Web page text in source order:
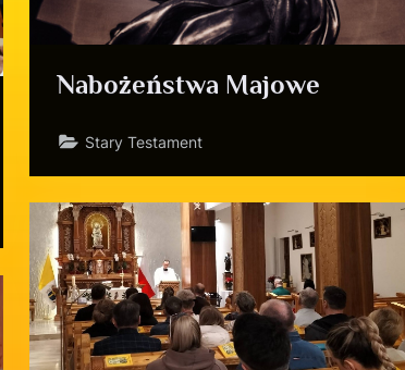
Nabożeństwa Majowe
Stary Testament